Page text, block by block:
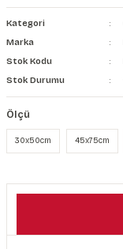
Duvar Kanvası
Kategori
Marka
Stok Kodu
Stok Durumu
Ölçü
30x50cm 45x75cm